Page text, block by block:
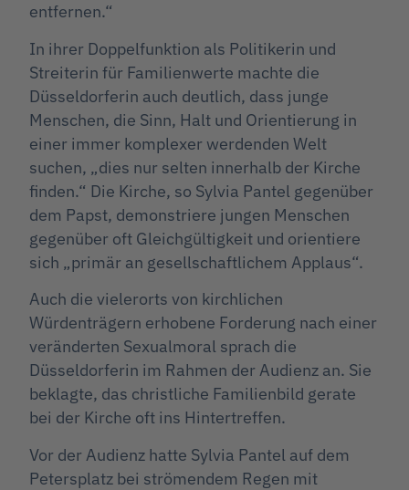
entfernen.“
In ihrer Doppelfunktion als Politikerin und
Streiterin für Familienwerte machte die
Düsseldorferin auch deutlich, dass junge
Menschen, die Sinn, Halt und Orientierung in
einer immer komplexer werdenden Welt
suchen, „dies nur selten innerhalb der Kirche
finden.“ Die Kirche, so Sylvia Pantel gegenüber
dem Papst, demonstriere jungen Menschen
gegenüber oft Gleichgültigkeit und orientiere
sich „primär an gesellschaftlichem Applaus“.
Auch die vielerorts von kirchlichen
Würdenträgern erhobene Forderung nach einer
veränderten Sexualmoral sprach die
Düsseldorferin im Rahmen der Audienz an. Sie
beklagte, das christliche Familienbild gerate
bei der Kirche oft ins Hintertreffen.
Vor der Audienz hatte Sylvia Pantel auf dem
Petersplatz bei strömendem Regen mit